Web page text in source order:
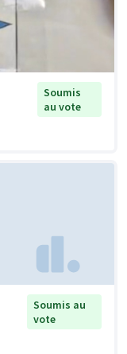
Soumis
au vote
Soumis au
vote